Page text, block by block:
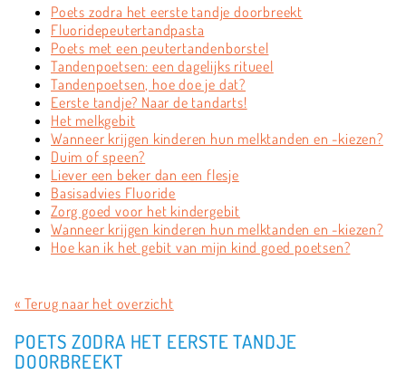
Poets zodra het eerste tandje doorbreekt
Fluoridepeutertandpasta
Poets met een peutertandenborstel
Tandenpoetsen: een dagelijks ritueel
Tandenpoetsen, hoe doe je dat?
Eerste tandje? Naar de tandarts!
Het melkgebit
Wanneer krijgen kinderen hun melktanden en -kiezen?
Duim of speen?
Liever een beker dan een flesje
Basisadvies Fluoride
Zorg goed voor het kindergebit
Wanneer krijgen kinderen hun melktanden en -kiezen?
Hoe kan ik het gebit van mijn kind goed poetsen?
« Terug naar het overzicht
POETS ZODRA HET EERSTE TANDJE
DOORBREEKT